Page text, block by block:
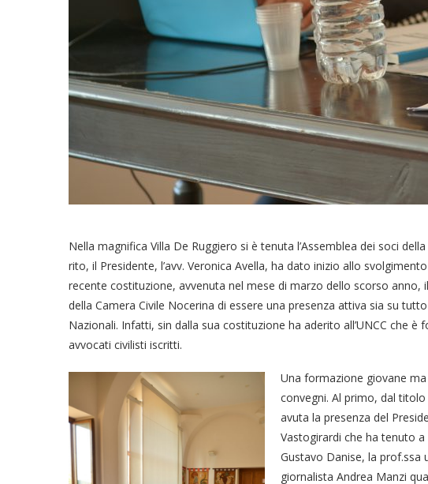
Nella magnifica Villa De Ruggiero si è tenuta l’Assemblea dei soci
rito, il Presidente, l’avv. Veronica Avella, ha dato inizio allo
recente costituzione, avvenuta nel mese di marzo dello scorso
della Camera Civile Nocerina di essere una presenza attiva sia su
Nazionali. Infatti, sin dalla sua costituzione ha aderito all’UNCC che è
avvocati civilisti iscritti.
Una formazione giovane
convegni. Al primo, dal
avuta la presenza del
Vastogirardi che ha tenuto
Gustavo Danise, la prof.ssa
giornalista Andrea Manzi